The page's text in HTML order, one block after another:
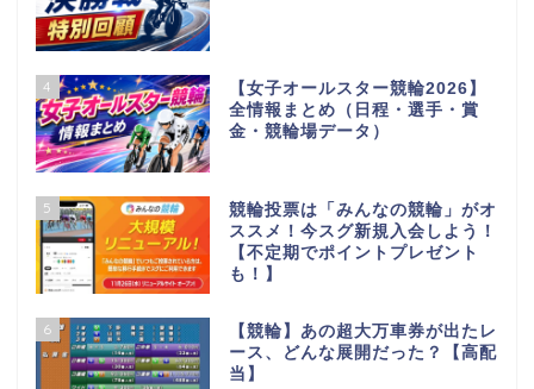
4
【女子オールスター競輪2026】
全情報まとめ（日程・選手・賞
金・競輪場データ）
5
競輪投票は「みんなの競輪」がオ
ススメ！今スグ新規入会しよう！
【不定期でポイントプレゼント
も！】
6
【競輪】あの超大万車券が出たレ
ース、どんな展開だった？【高配
当】